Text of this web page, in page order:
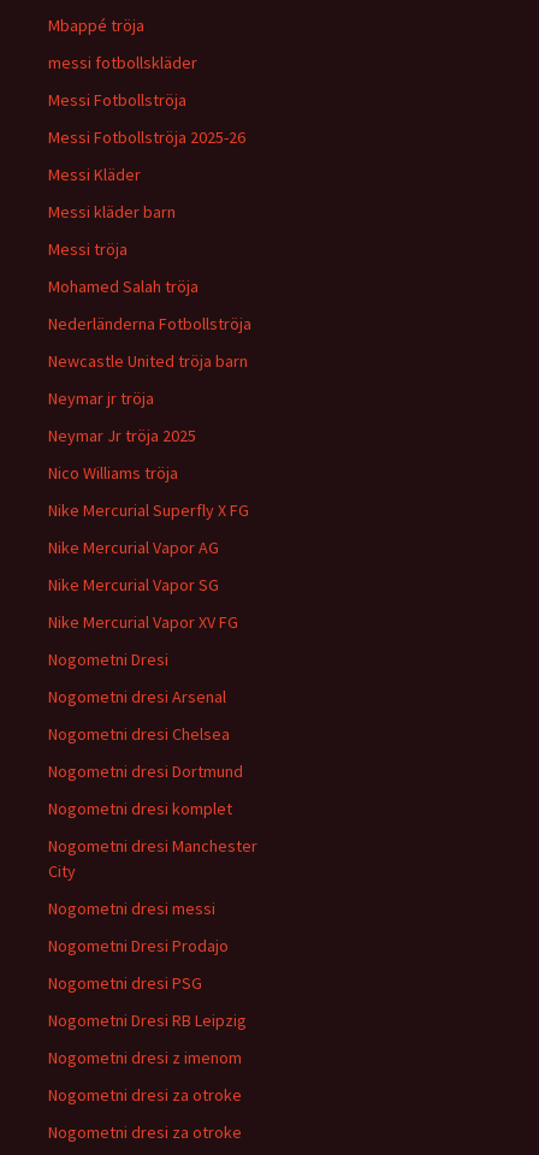
Mbappé tröja
messi fotbollskläder
Messi Fotbollströja
Messi Fotbollströja 2025-26
Messi Kläder
Messi kläder barn
Messi tröja
Mohamed Salah tröja
Nederländerna Fotbollströja
Newcastle United tröja barn
Neymar jr tröja
Neymar Jr tröja 2025
Nico Williams tröja
Nike Mercurial Superfly X FG
Nike Mercurial Vapor AG
Nike Mercurial Vapor SG
Nike Mercurial Vapor XV FG
Nogometni Dresi
Nogometni dresi Arsenal
Nogometni dresi Chelsea
Nogometni dresi Dortmund
Nogometni dresi komplet
Nogometni dresi Manchester
City
Nogometni dresi messi
Nogometni Dresi Prodajo
Nogometni dresi PSG
Nogometni Dresi RB Leipzig
Nogometni dresi z imenom
Nogometni dresi za otroke
Nogometni dresi za otroke